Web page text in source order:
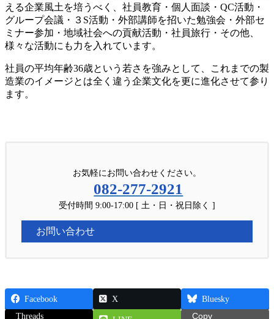
える企業風土を培うべく、社員教育・個人面談・QC活動・
グループ会議・３S活動・外部講師を招いた勉強会・外部セ
ミナー参加・地域社会への貢献活動・社員旅行・その他、
様々な活動にも力を入れています。
社員の平均年齢36歳という若さを強みとして、これまでの製
造業のイメージとは全く違う企業文化を更に進化させて参り
ます。
お気軽にお問い合わせください。
082-277-2921
受付時間 9:00-17:00 [ 土・日・祝日除く ]
お問い合わせ
Facebook X
Bluesky
Threads
Copy